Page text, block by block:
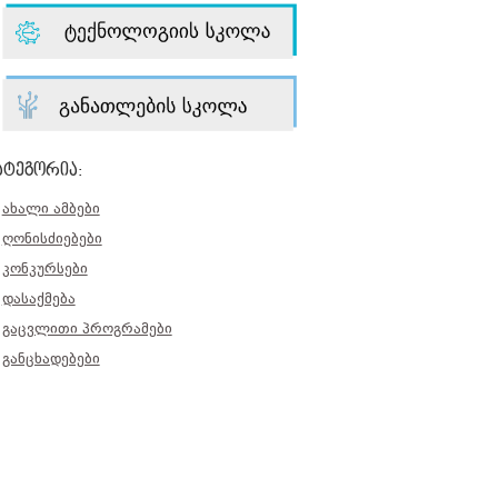
ახალი ამბები
ღონისძიებები
კონკურსები
დასაქმება
გაცვლითი პროგრამები
განცხადებები